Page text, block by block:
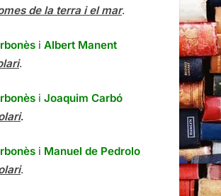
de la terra i el mar.
i Albert Manent
.
i Joaquim Carbó
.
i Manuel de Pedrolo
.